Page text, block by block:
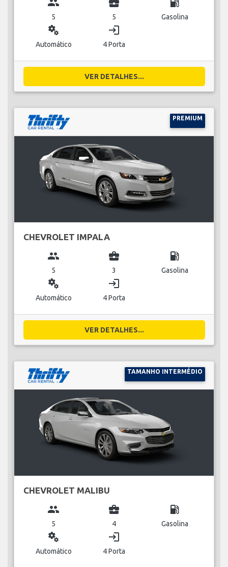
5 5 Gasolina
miscellaneous_services
Automático
login
4 Porta
VER DETALHES...
PREMIUM
CHEVROLET IMPALA
group
5
business_center
3
local_gas_station
Gasolina
miscellaneous_services
Automático
login
4 Porta
VER DETALHES...
TAMANHO INTERMÉDIO
CHEVROLET MALIBU
group
5
business_center
4
local_gas_station
Gasolina
miscellaneous_services
Automático
login
4 Porta